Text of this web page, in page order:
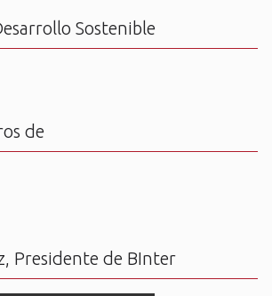
Sostenible
de
Presidente de BInter